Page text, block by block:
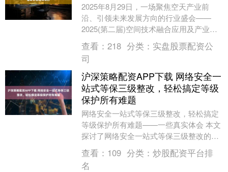
2025年8月29日，一场聚焦空天产业前
沿、引领未来发展方向的行业盛会——
2025(第二届)空间技术融合应用及产业发
展研讨会在京成功举办。本次研讨会以“全
域互联....
查看： 218 分类： 实盘股票配资公
司
沪深策略配资APP下载 网络安全一
站式等保三级整改，轻松搞定等级
保护所有难题
网络安全一站式等保三级整改，轻松搞定
等级保护所有难题——一些真实体会 本文
探讨了网络安全一站式等保三级整改的挑
战与应对策略。尽管许多企业对“等保三
级”有所了解，....
查看： 109 分类： 炒股配资平台排
名